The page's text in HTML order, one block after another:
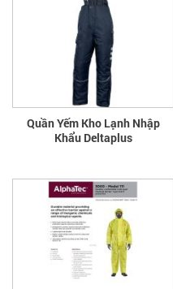
Quần Yếm Kho Lạnh Nhập
Khẩu Deltaplus